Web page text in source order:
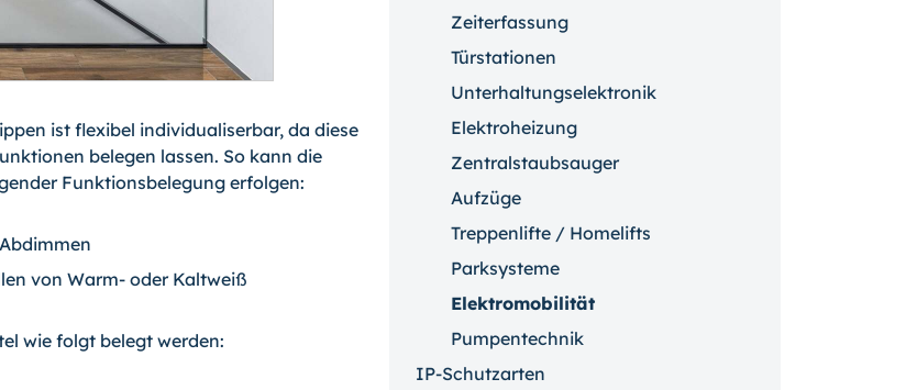
ist flexibel individualiserbar, da diese
belegen lassen. So kann die
Funktionsbelegung erfolgen:
von Warm- oder Kaltweiß
wie folgt belegt werden:
Zeiterfassung
Türstationen
Unterhaltungselektronik
Elektroheizung
Zentralstaubsauger
Aufzüge
Treppenlifte / Homelifts
Parksysteme
Elektromobilität
Pumpentechnik
IP-Schutzarten